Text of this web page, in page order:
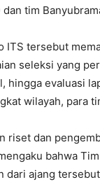
dan tim
ITS tersebut
seleksi yang
hingga evaluasi
wilayah, para
riset dan
bahwa
dari ajang